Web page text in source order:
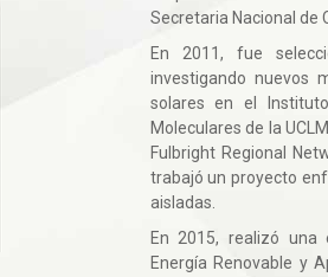
Secretaria Nacional de
En 2011, fue
investigando nuevos
solares en el
Moleculares de la
Fulbright Regional
trabajó un proyecto
aisladas.
En 2015, realizó una
Energía Renovable y